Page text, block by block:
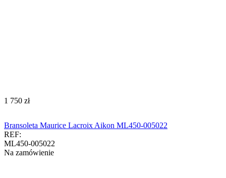
‍1 750‍ zł
Bransoleta Maurice Lacroix Aikon ML450-005022
REF:
ML450-005022
Na zamówienie